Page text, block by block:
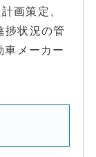
画策定、
捗状況の管
車メーカー